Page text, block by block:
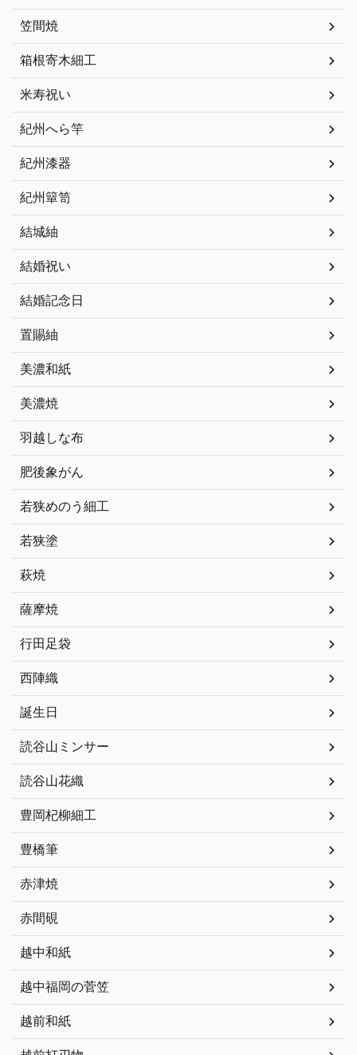
笠間焼
箱根寄木細工
米寿祝い
紀州へら竿
紀州漆器
紀州簞笥
結城紬
結婚祝い
結婚記念日
置賜紬
美濃和紙
美濃焼
羽越しな布
肥後象がん
若狭めのう細工
若狭塗
萩焼
薩摩焼
行田足袋
西陣織
誕生日
読谷山ミンサー
読谷山花織
豊岡杞柳細工
豊橋筆
赤津焼
赤間硯
越中和紙
越中福岡の菅笠
越前和紙